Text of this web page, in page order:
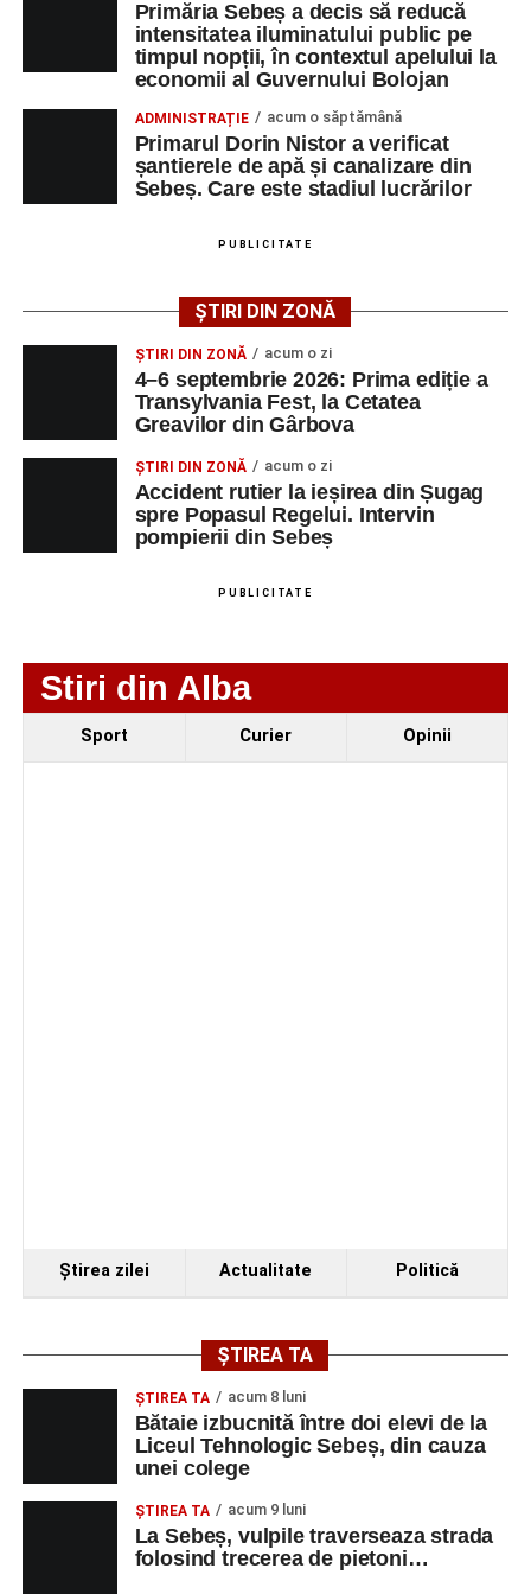
Adaugă-ne ca sursă preferată
Urmărește-ne pe Google News
Ultimele știri din Sebeș
Femeie de 66 de ani, transportată în stare gravă la
strada Dorobanți din Sebeș
Accident pe strada Dorobanți din Sebeș: fermeie
de 66 de ani rănită grav, după ce a fost lovită de o
motocicletă
4–6 septembrie 2026: Prima ediție a Transylvania
Fest, la Cetatea Greavilor din Gârbova
Primăria Sebeș a decis să reducă
intensitatea iluminatului public pe
timpul nopții, în contextul apelului la
economii al Guvernului Bolojan
ADMINISTRAȚIE acum o săptămână
Primarul Dorin Nistor a verificat
șantierele de apă și canalizare din
Sebeș. Care este stadiul lucrărilor
PUBLICITATE
ȘTIRI DIN ZONĂ
ȘTIRI DIN ZONĂ acum o zi
4–6 septembrie 2026: Prima ediție a
Transylvania Fest, la Cetatea
Greavilor din Gârbova
ȘTIRI DIN ZONĂ acum o zi
Accident rutier la ieșirea din Șugag
spre Popasul Regelui. Intervin
pompierii din Sebeș
PUBLICITATE
Stiri din Alba
Sport Curier Opinii
Ştirea zilei Actualitate Politică
ȘTIREA TA
ŞTIREA TA acum 8 luni
Bătaie izbucnită între doi elevi de la
Liceul Tehnologic Sebeș, din cauza
unei colege
ŞTIREA TA acum 9 luni
La Sebeș, vulpile traverseaza strada
folosind trecerea de pietoni…